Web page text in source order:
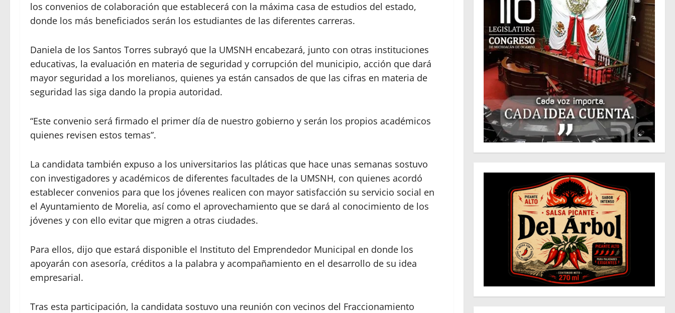
los convenios de colaboración que establecerá con la máxima casa de estudios del estado,
donde los más beneficiados serán los estudiantes de las diferentes carreras.
Daniela de los Santos Torres subrayó que la UMSNH encabezará, junto con otras instituciones
educativas, la evaluación en materia de seguridad y corrupción del municipio, acción que dará
mayor seguridad a los morelianos, quienes ya están cansados de que las cifras en materia de
seguridad las siga dando la propia autoridad.
“Este convenio será firmado el primer día de nuestro gobierno y serán los propios académicos
quienes revisen estos temas”.
La candidata también expuso a los universitarios las pláticas que hace unas semanas sostuvo
con investigadores y académicos de diferentes facultades de la UMSNH, con quienes acordó
establecer convenios para que los jóvenes realicen con mayor satisfacción su servicio social en
el Ayuntamiento de Morelia, así como el aprovechamiento que se dará al conocimiento de los
jóvenes y con ello evitar que migren a otras ciudades.
Para ellos, dijo que estará disponible el Instituto del Emprendedor Municipal en donde los
apoyarán con asesoría, créditos a la palabra y acompañamiento en el desarrollo de su idea
empresarial.
Tras esta participación, la candidata sostuvo una reunión con vecinos del Fraccionamiento